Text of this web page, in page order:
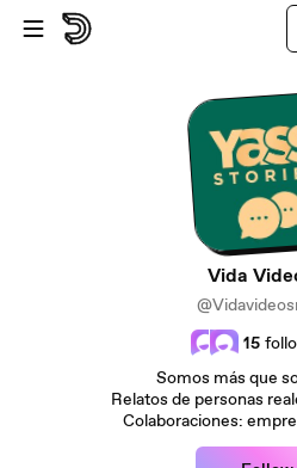
Skip to main content
Vida
15
Somos más que
Relatos de personas
Colaboraciones: